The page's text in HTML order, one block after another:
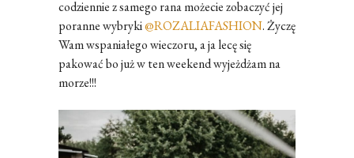
codziennie z samego rana możecie zobaczyć jej
poranne wybryki@ROZALIAFASHION. Życzę
Wam wspaniałego wieczoru, a ja lecę się
pakować bo już w ten weekend wyjeżdżam na
morze!!!